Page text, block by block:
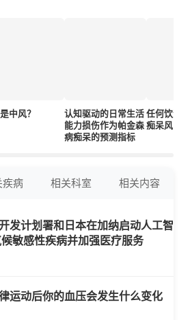
中风？
认知驱动的日常生活
能力损伤作为帕金森
病痴呆的预测指标
任何饮酒
痴呆风险
疾病 相关科室 相关内容
发计划署和日本在加纳启动人工智
敏感性疾病并加强医疗服务
运动后你的血压会发生什么变化